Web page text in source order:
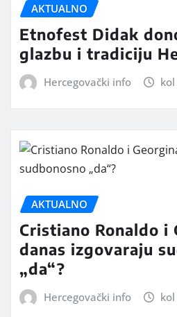
AKTUALNO
Etnofest Didak
glazbu i tradiciju
Hercegovački info
AKTUALNO
Cristiano Ronaldo i
danas izgovaraju
„da“?
Hercegovački info